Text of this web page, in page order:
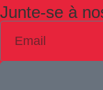
Junte-se à